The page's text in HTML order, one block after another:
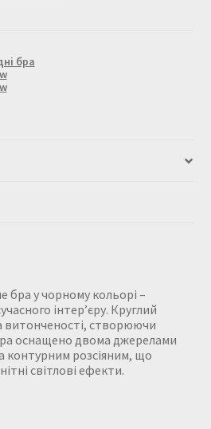
бра
бра у чорному кольорі –
інтер’єру. Круглий
витонченості, створюючи
оснащено двома джерелами
контурним розсіяним, що
світлові ефекти.